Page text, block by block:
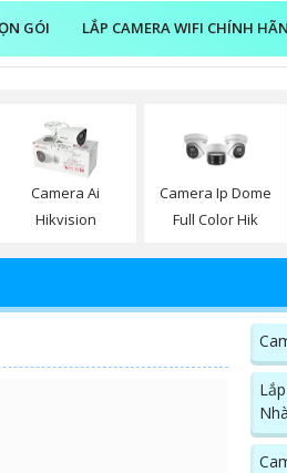
GÓI LẮP CAMERA WIFI CHÍNH
Camera Ai
Hikvision
Camera Ip Dome
Full Color Hik
Nhà